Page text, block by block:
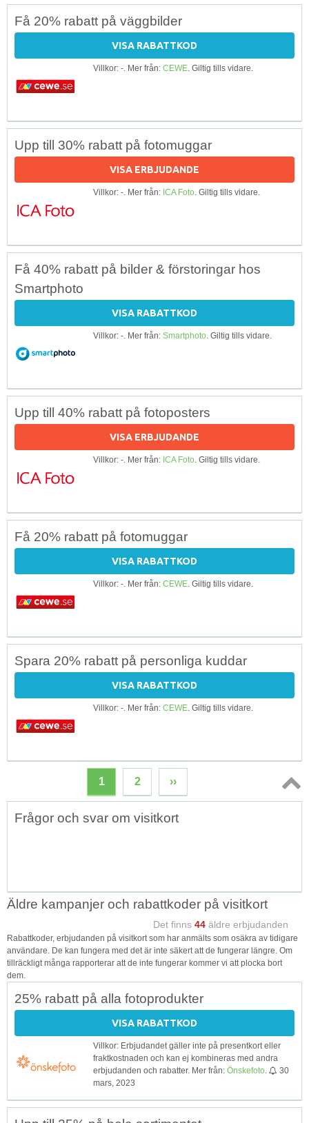
Få 20% rabatt på väggbilder
VISA RABATTKOD
Villkor: -. Mer från: CEWE. Giltig tills vidare.
Upp till 30% rabatt på fotomuggar
VISA ERBJUDANDE
Villkor: -. Mer från: ICA Foto. Giltig tills vidare.
Få 40% rabatt på bilder & förstoringar hos
Smartphoto
VISA RABATTKOD
Villkor: -. Mer från: Smartphoto. Giltig tills vidare.
Upp till 40% rabatt på fotoposters
VISA ERBJUDANDE
Villkor: -. Mer från: ICA Foto. Giltig tills vidare.
Få 20% rabatt på fotomuggar
VISA RABATTKOD
Villkor: -. Mer från: CEWE. Giltig tills vidare.
Spara 20% rabatt på personliga kuddar
VISA RABATTKOD
Villkor: -. Mer från: CEWE. Giltig tills vidare.
1 2 ››
Topp
Frågor och svar om visitkort
Äldre kampanjer och rabattkoder på visitkort
Det finns 44 äldre erbjudanden
Rabattkoder, erbjudanden på visitkort som har anmälts som osäkra av tidigare
användare. De kan fungera med det är inte säkert att de fungerar längre. Om
tillräckligt många rapporterar att de inte fungerar kommer vi att plocka bort
dem.
25% rabatt på alla fotoprodukter
VISA RABATTKOD
Villkor: Erbjudandet gäller inte på presentkort eller
fraktkostnaden och kan ej kombineras med andra
erbjudanden och rabatter. Mer från: Önskefoto
30
mars, 2023